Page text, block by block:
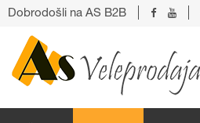
Dobrodošli na AS B2B